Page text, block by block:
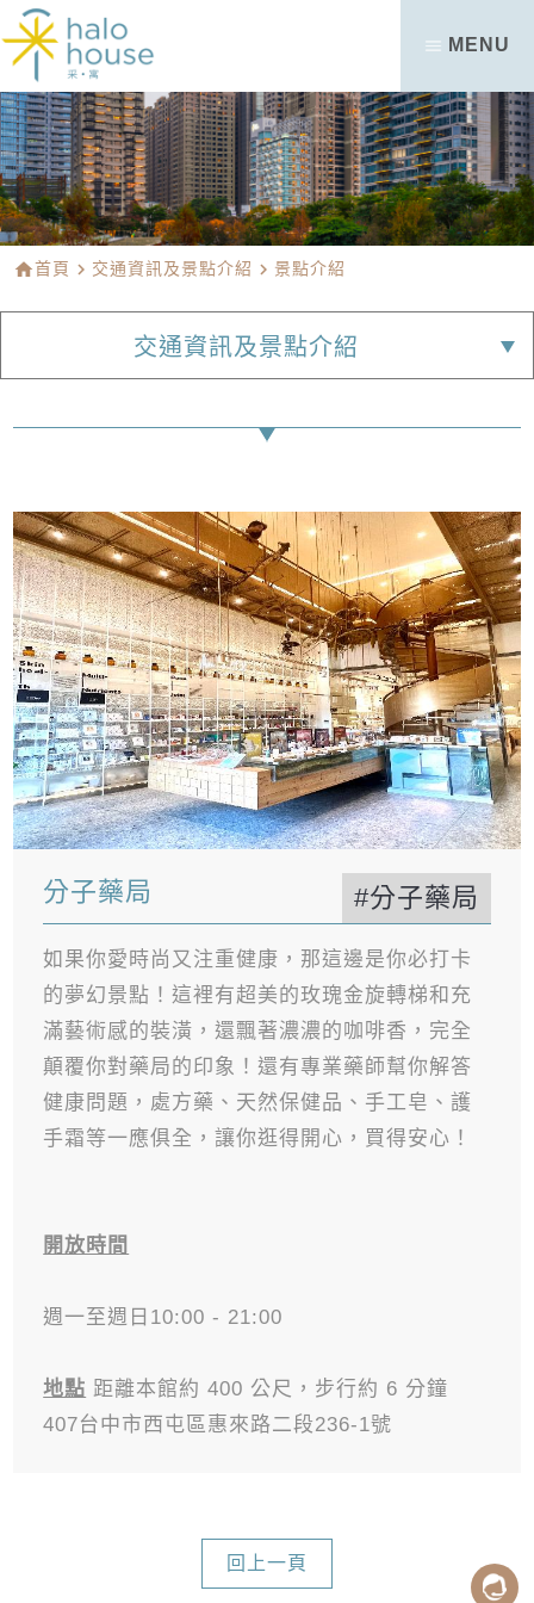
MENU
home首頁 navigate_next 交通資訊及景點介紹 navigate_next 景點介紹
交通資訊及景點介紹
分子藥局 #分子藥局
如果你愛時尚又注重健康，那這邊是你必打卡
的夢幻景點！這裡有超美的玫瑰金旋轉梯和充
滿藝術感的裝潢，還飄著濃濃的咖啡香，完全
顛覆你對藥局的印象！還有專業藥師幫你解答
健康問題，處方藥、天然保健品、手工皂、護
手霜等一應俱全，讓你逛得開心，買得安心！
開放時間
週一至週日10:00 - 21:00
地點 距離本館約 400 公尺，步行約 6 分鐘
407台中市西屯區惠來路二段236-1號
回上一頁